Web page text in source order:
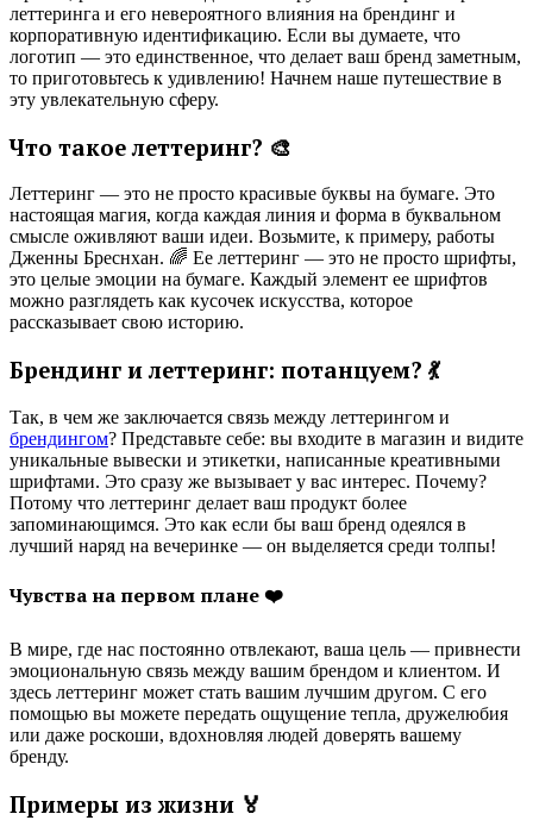
леттеринга и его невероятного влияния на брендинг и
корпоративную идентификацию. Если вы думаете, что
логотип — это единственное, что делает ваш бренд заметным,
то приготовьтесь к удивлению! Начнем наше путешествие в
эту увлекательную сферу.
Что такое леттеринг? 🎨
Леттеринг — это не просто красивые буквы на бумаге. Это
настоящая магия, когда каждая линия и форма в буквальном
смысле оживляют ваши идеи. Возьмите, к примеру, работы
Дженны Бреснхан. 🌈 Ее леттеринг — это не просто шрифты,
это целые эмоции на бумаге. Каждый элемент ее шрифтов
можно разглядеть как кусочек искусства, которое
рассказывает свою историю.
Брендинг и леттеринг: потанцуем? 💃
Так, в чем же заключается связь между леттерингом и
брендингом? Представьте себе: вы входите в магазин и видите
уникальные вывески и этикетки, написанные креативными
шрифтами. Это сразу же вызывает у вас интерес. Почему?
Потому что леттеринг делает ваш продукт более
запоминающимся. Это как если бы ваш бренд одеялся в
лучший наряд на вечеринке — он выделяется среди толпы!
Чувства на первом плане ❤️
В мире, где нас постоянно отвлекают, ваша цель — привнести
эмоциональную связь между вашим брендом и клиентом. И
здесь леттеринг может стать вашим лучшим другом. С его
помощью вы можете передать ощущение тепла, дружелюбия
или даже роскоши, вдохновляя людей доверять вашему
бренду.
Примеры из жизни 🏅